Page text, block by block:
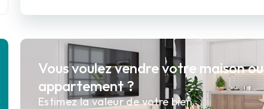
Vous voulez vendre votre maison ou
appartement ?
Estimez la valeur de votre bien.